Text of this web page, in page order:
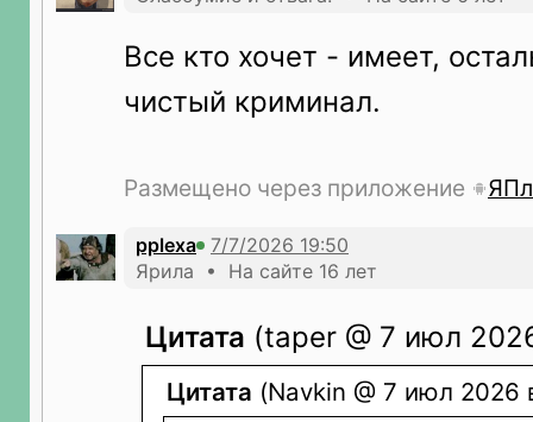
Все кто хочет - имеет,
чистый криминал.
Размещено через приложение
pplexa
Ярила • На сайте 16 лет
Цитата (taper @ 7 июл
Цитата (Navkin @ 7 июл 2026